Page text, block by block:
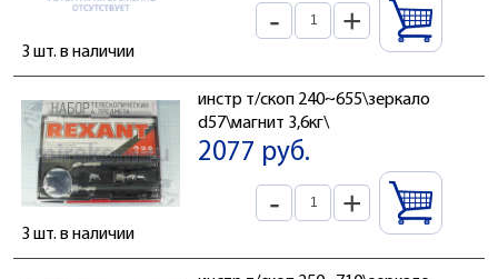
- +
3 шт. в наличии
инстр т/скоп 240~655\зеркало
d57\магнит 3,6кг\
2077 руб.
- +
3 шт. в наличии